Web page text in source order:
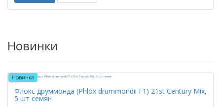
Новинки
Новинка
Флокс друммонда (Phlox drummondii F1) 21st Century Mix,
5 шт семян